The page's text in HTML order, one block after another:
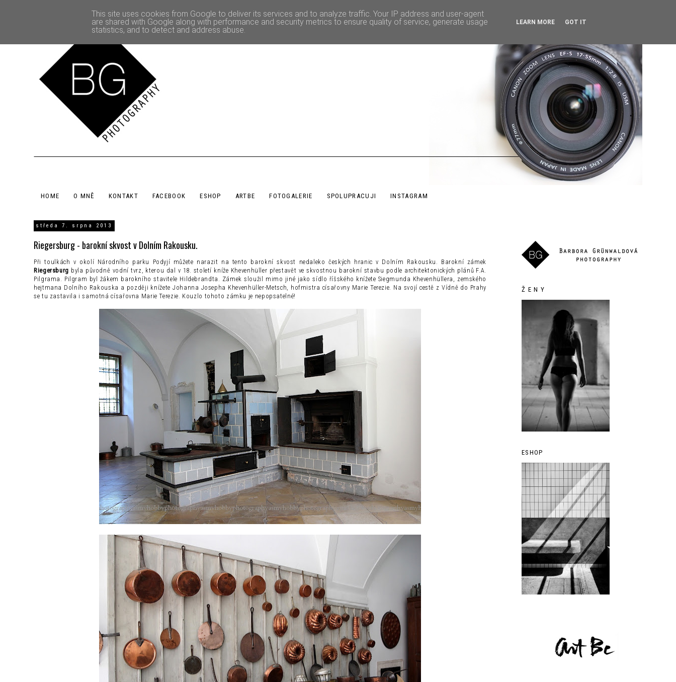
HOME O MNĚ KONTAKT FACEBOOK ESHOP ARTBE FOTOGALERIE SPOLUPRACUJI INSTAGRAM
středa 7. srpna 2013
Riegersburg - barokní skvost v Dolním Rakousku.
Při toulkách v okolí Národního parku Podyjí můžete narazit na tento barokní skvost nedaleko českých hranic v Dolním Rakousku.
Barokní zámek
Riegersburg byla původně vodní tvrz, kterou dal v 18. století kníže Khevenhüller přestavět ve skvostnou barokní stavbu podle architektonických plánů F.A.
Pilgrama. Pilgram byl žákem barokního stavitele Hildebrandta. Zámek sloužil mimo jiné jako sídlo říšského knížete Siegmunda Khevenhüllera, zemského
hejtmana Dolního Rakouska a později knížete Johanna Josepha Khevenhüller-Metsch, hofmistra císařovny Marie Terezie. Na svojí cestě z Vídně do Prahy
se tu zastavila i samotná císařovna Marie Terezie. Kouzlo tohoto zámku je nepopsatelné!
Ž E N Y
ESHOP
This site uses cookies from Google to deliver its services and to analyze traffic. Your IP address and user-agent
are shared with Google along with performance and security metrics to ensure quality of service, generate usage
statistics, and to detect and address abuse.
LEARN MORE GOT IT